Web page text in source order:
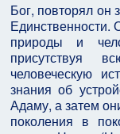
Бог, повторял он
Единственности.
природы и
присутствуя
человеческую
знания об
Адаму, а затем
поколения в